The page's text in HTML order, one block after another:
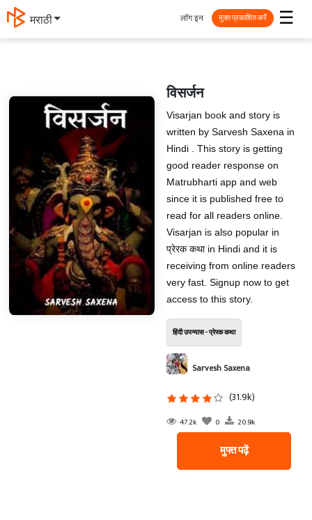
मराठी ☰
लॉग इन मुक्त प्रकाशित करें
विसर्जन
Visarjan book and story is
written by Sarvesh Saxena in
Hindi . This story is getting
good reader response on
Matrubharti app and web
since it is published free to
read for all readers online.
Visarjan is also popular in
प्रेरक कथा in Hindi and it is
receiving from online readers
very fast. Signup now to get
access to this story.
हिंदी उपन्यास - प्रेरक कथा
Sarvesh Saxena
(31.9k)
47.2k 0 20.9k
मुफ्त पढ़ें